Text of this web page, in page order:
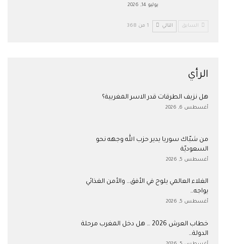
يوليو 14, 2026
السابق التالي 1 من 368
الرأي
هل نزيف الطرقات قدر الاسر المغربية؟
أغسطس 6, 2026
من شبّاك سوريا يدير حزب الله وجهه نحو
السعوديّة
أغسطس 5, 2026
الغلاء العالمي يلوح في الأفق… والأمن الغذائي
يواجه…
أغسطس 5, 2026
خطاب العرش 2026 … هل دخل المغرب مرحلة
الدولة…